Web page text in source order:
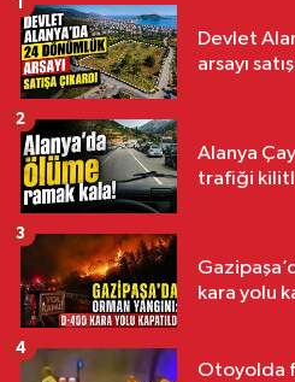
Devlet
arsayı
1
Alanya
trafiği
2
kara yolu
3
Otoyolda
4